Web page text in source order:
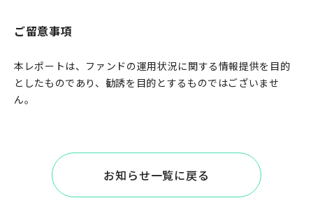
ご留意事項
本レポートは、ファンドの運用状況に関する情報提供を目的
としたものであり、勧誘を目的とするものではございませ
ん。
お知らせ一覧に戻る